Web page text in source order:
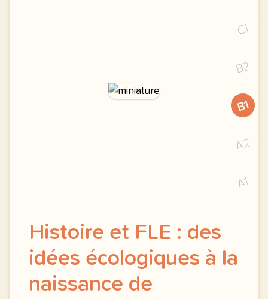
C1
B2
B1
A2
A1
Histoire et FLE : des
idées écologiques à la
naissance de